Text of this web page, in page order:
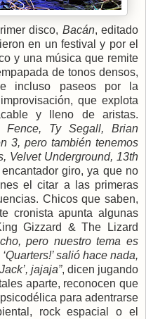
disco, Bacán, editado
en un festival y por el
y una música que remite
de tonos densos,
incluso paseos por la
que explota
y lleno de aristas.
Fence, Ty Segall, Brian
3, pero también tenemos
Velvet Underground, 13th
giro, ya que no
el citar a las primeras
Chicos que saben,
cronista apunta algunas
Gizzard & The Lizard
pero nuestro tema es
salió hace nada,
jajaja”, dicen jugando
aparte, reconocen que
para adentrarse
rock espacial o el